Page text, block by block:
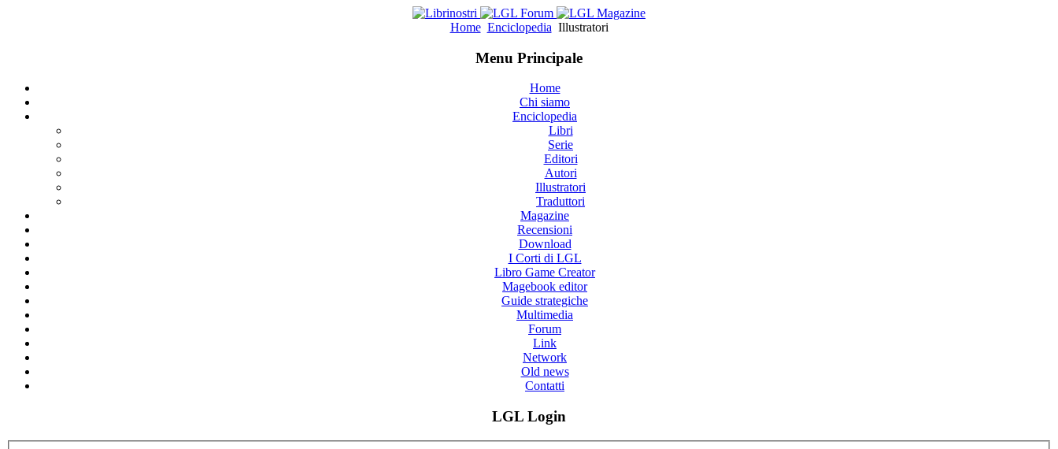
Home Enciclopedia Illustratori
Menu Principale
Home
Chi siamo
Enciclopedia
Libri
Serie
Editori
Autori
Illustratori
Traduttori
Magazine
Recensioni
Download
I Corti di LGL
Libro Game Creator
Magebook editor
Guide strategiche
Multimedia
Forum
Link
Network
Old news
Contatti
LGL Login